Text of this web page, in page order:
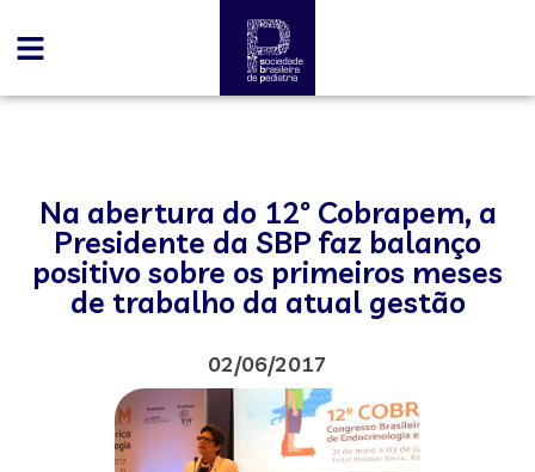
Na abertura do 12º Cobrapem, a
Presidente da SBP faz balanço
positivo sobre os primeiros meses
de trabalho da atual gestão
02/06/2017